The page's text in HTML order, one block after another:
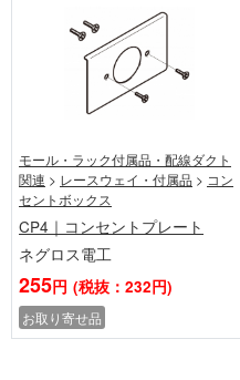
モール・ラック付属品・配線ダクト
関連 > レースウェイ・付属品 > コン
セントボックス
CP4｜コンセントプレート
ネグロス電工
255円 (税抜：232円)
お取り寄せ品